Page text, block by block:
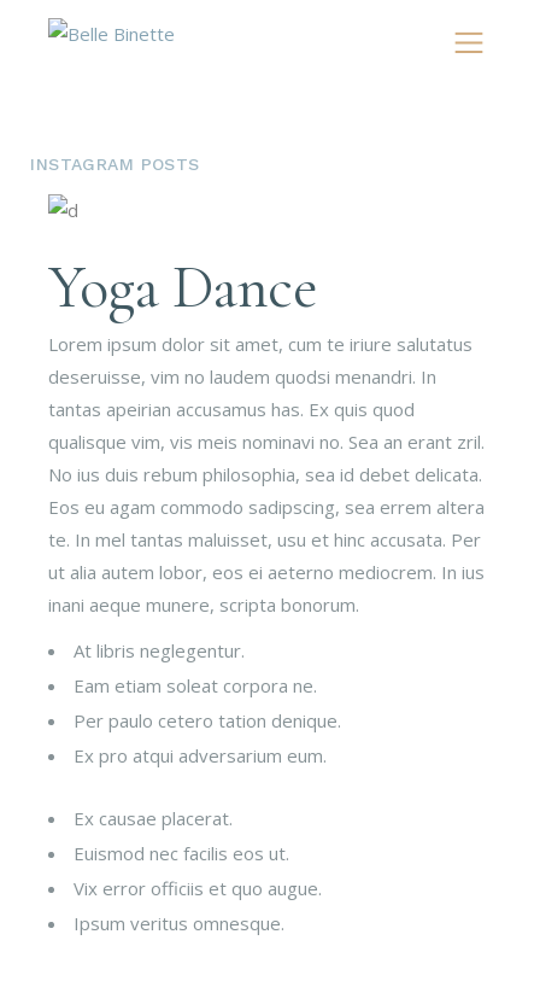
Yoga Dance
Lorem ipsum dolor sit amet, cum te iriure salutatus
deseruisse, vim no laudem quodsi menandri. In
tantas apeirian accusamus has. Ex quis quod
qualisque vim, vis meis nominavi no. Sea an erant zril.
No ius duis rebum philosophia, sea id debet delicata.
Eos eu agam commodo sadipscing, sea errem altera
te. In mel tantas maluisset, usu et hinc accusata. Per
ut alia autem lobor, eos ei aeterno mediocrem. In ius
inani aeque munere, scripta bonorum.
At libris neglegentur.
Eam etiam soleat corpora ne.
Per paulo cetero tation denique.
Ex pro atqui adversarium eum.
Ex causae placerat.
Euismod nec facilis eos ut.
Vix error officiis et quo augue.
Ipsum veritus omnesque.
INSTAGRAM POSTS